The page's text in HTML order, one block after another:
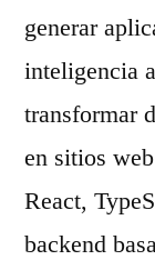
generar
inteligencia
transformar
en sitios
React,
backend